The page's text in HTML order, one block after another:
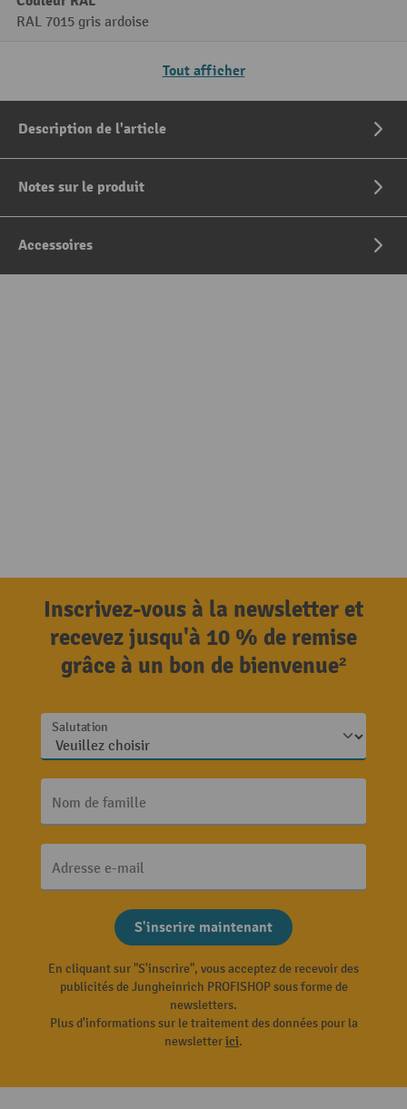
RAL 7015 gris ardoise
Tout afficher
Description de l'article
Notes sur le produit
Accessoires
Inscrivez-vous à la newsletter et
recevez jusqu'à 10 % de remise
grâce à un bon de bienvenue²
Salutation
Nom de famille
Adresse e-mail
S'inscrire maintenant
En cliquant sur "S'inscrire", vous acceptez de recevoir des
publicités de Jungheinrich PROFISHOP sous forme de
newsletters.
Plus d'informations sur le traitement des données pour la
newsletterici.